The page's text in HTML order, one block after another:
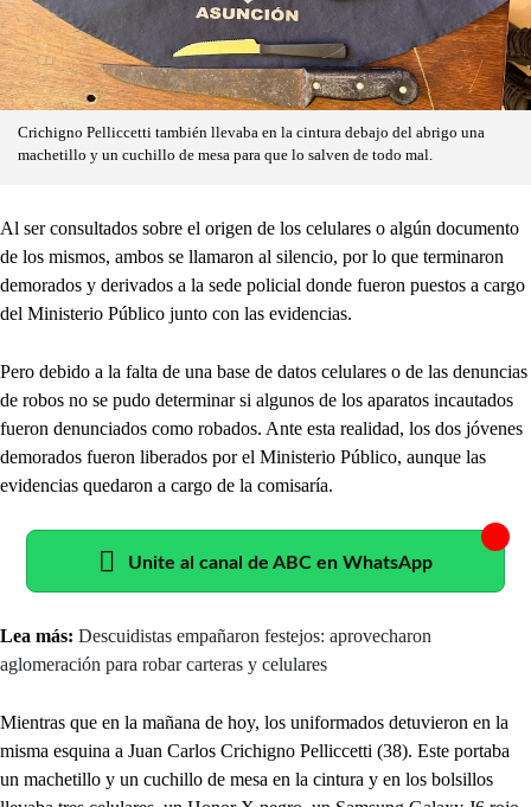
Crichigno Pelliccetti también llevaba en la cintura debajo del abrigo una
machetillo y un cuchillo de mesa para que lo salven de todo mal.
Al ser consultados sobre el origen de los celulares o algún documento
de los mismos, ambos se llamaron al silencio, por lo que terminaron
demorados y derivados a la sede policial donde fueron puestos a cargo
del Ministerio Público junto con las evidencias.
Pero debido a la falta de una base de datos celulares o de las denuncias
de robos no se pudo determinar si algunos de los aparatos incautados
fueron denunciados como robados. Ante esta realidad, los dos jóvenes
demorados fueron liberados por el Ministerio Público, aunque las
evidencias quedaron a cargo de la comisaría.
Unite al canal de ABC en WhatsApp
Lea más: Descuidistas empañaron festejos: aprovecharon
aglomeración para robar carteras y celulares
Mientras que en la mañana de hoy, los uniformados detuvieron en la
misma esquina a Juan Carlos Crichigno Pelliccetti (38). Este portaba
un machetillo y un cuchillo de mesa en la cintura y en los bolsillos